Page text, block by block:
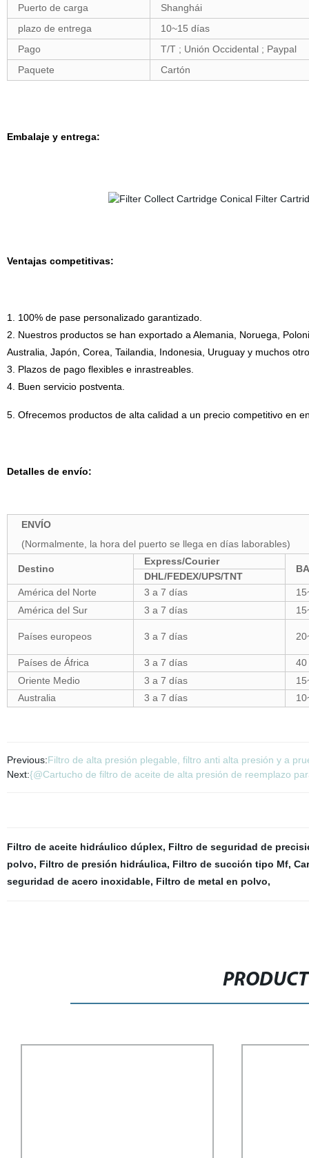
Puerto de carga
Shanghái
plazo de entrega
10~15 días
Pago
T/T ; Unión Occidental ; Paypal
Paquete
Cartón
Embalaje y entrega:
Ventajas competitivas:
1. 100% de pase personalizado garantizado.
2. Nuestros productos se han exportado a Alemania, Noruega,
Australia, Japón, Corea, Tailandia, Indonesia, Uruguay y muchos
3. Plazos de pago flexibles e inrastreables.
4. Buen servicio postventa.
5. Ofrecemos productos de alta calidad a un precio competitivo en
Detalles de envío:
ENVÍO
(Normalmente, la hora del puerto se llega en días laborables)
Destino
Express/Courier
DHL/FEDEX/UPS/TNT
América del Norte
3 a 7 días
América del Sur
3 a 7 días
Países europeos 3 a 7 días
Países de África 3 a 7 días
40
Oriente Medio
3 a 7 días
Australia
3 a 7 días
Previous:Filtro de alta presión plegable, filtro anti alta presión y a
Next:{@Cartucho de filtro de aceite de alta presión de reemplazo
Filtro de aceite hidráulico dúplex, Filtro de seguridad de
polvo, Filtro de presión hidráulica, Filtro de succión tipo Mf,
seguridad de acero inoxidable, Filtro de metal en polvo,